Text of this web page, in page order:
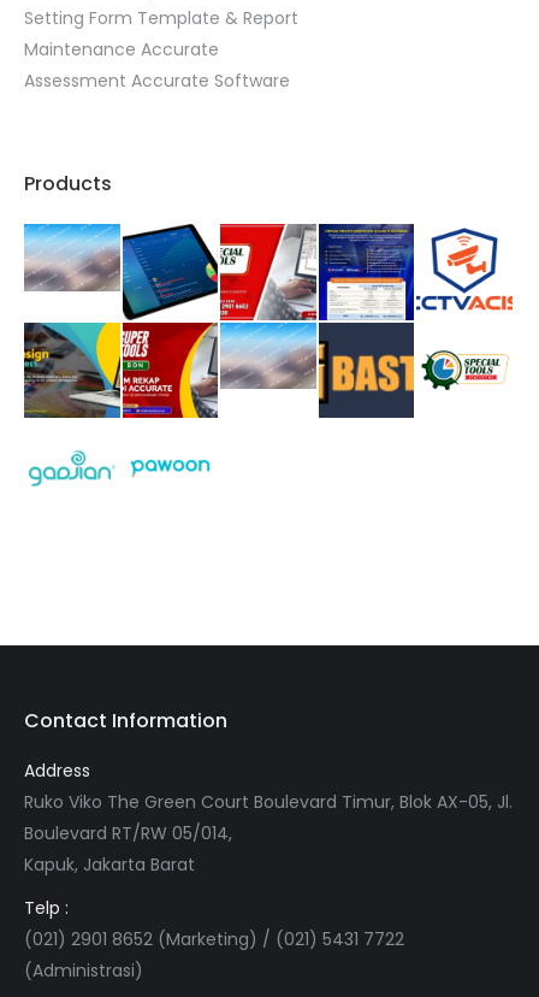
Setting Form Template & Report
Maintenance Accurate
Assessment Accurate Software
Products
Contact Information
Address
Ruko Viko The Green Court Boulevard Timur, Blok AX-05, Jl.
Boulevard RT/RW 05/014,
Kapuk, Jakarta Barat
Telp :
(021) 2901 8652 (Marketing) / (021) 5431 7722
(Administrasi)